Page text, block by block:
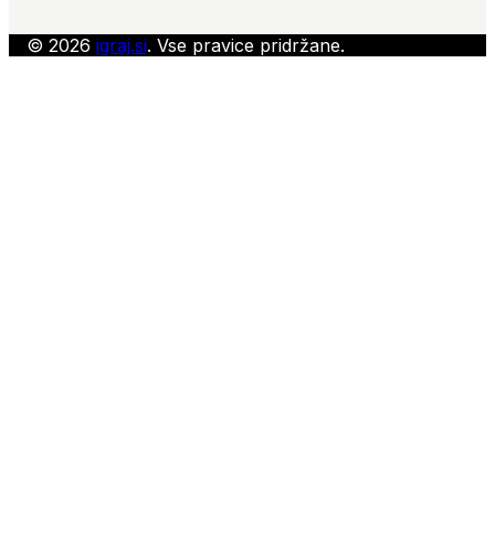
© 2026 igraj.si. Vse pravice pridržane.